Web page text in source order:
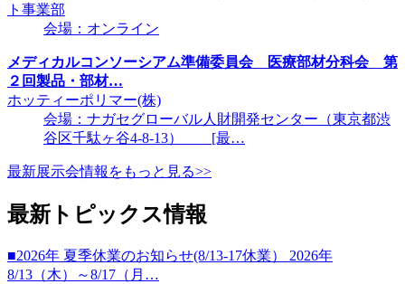
ト事業部
会場：オンライン
メディカルコンソーシアム準備委員会 医療部材分科会 第
２回製品・部材…
ホッティーポリマー(株)
会場：ナガセグローバル人財開発センター（東京都渋
谷区千駄ヶ谷4-8-13） [最…
最新展示会情報をもっと見る>>
最新トピックス情報
■2026年 夏季休業のお知らせ(8/13-17休業） 2026年
8/13（木）～8/17（月…